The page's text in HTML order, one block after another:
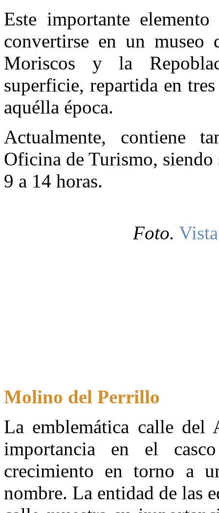
Este importante
convertirse en un
Moriscos y la
superficie, repartida en
aquélla época.
Actualmente, contiene
Oficina de Turismo, siendo
9 a 14 horas.
Foto.
Molino del Perrillo
La emblemática calle del
importancia en el
crecimiento en torno a
nombre. La entidad de las